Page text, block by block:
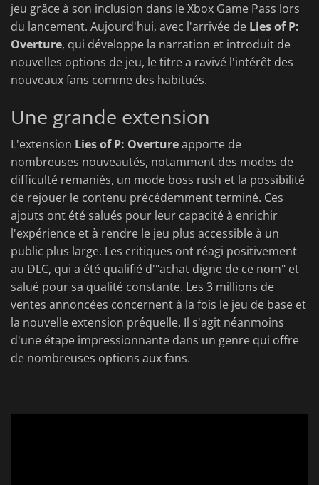
jeu grâce à son inclusion dans le Xbox Game Pass lors
du lancement. Aujourd'hui, avec l'arrivée de Lies of P:
Overture, qui développe la narration et introduit de
nouvelles options de jeu, le titre a ravivé l'intérêt des
nouveaux fans comme des habitués.
Une grande extension
L'extension Lies of P: Overtureapporte de
nombreuses nouveautés, notamment des modes de
difficulté remaniés, un mode boss rush et la possibilité
de rejouer le contenu précédemment terminé. Ces
ajouts ont été salués pour leur capacité à enrichir
l'expérience et à rendre le jeu plus accessible à un
public plus large. Les critiques ont réagi positivement
au DLC, qui a été qualifié d'"achat digne de ce nom" et
salué pour sa qualité constante. Les 3 millions de
ventes annoncées concernent à la fois le jeu de base et
la nouvelle extension préquelle. Il s'agit néanmoins
d'une étape impressionnante dans un genre qui offre
de nombreuses options aux fans.